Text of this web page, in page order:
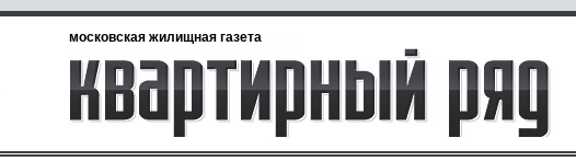
московская жилищная газета